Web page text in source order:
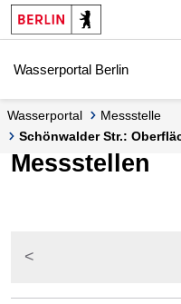
Springe zur Navigation
Springe zum Inhalt
Wasserportal Berlin
Wasserportal
Messstelle
Schönwalder Str.:
Messstellen